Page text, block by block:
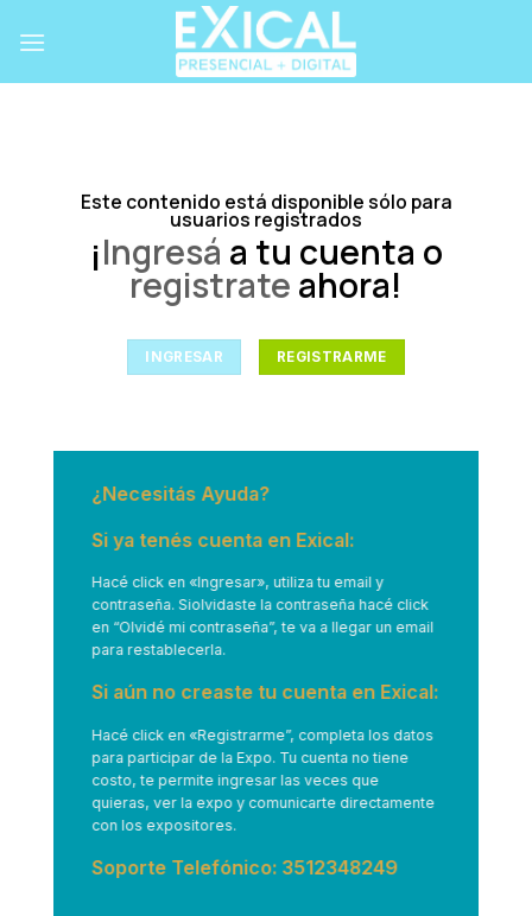
Este contenido está disponible sólo para
usuarios registrados
¡Ingresá a tu cuenta o
registrate ahora!
INGRESAR REGISTRARME
¿Necesitás Ayuda?
Si ya tenés cuenta en Exical:
Hacé click en «Ingresar», utiliza tu email y
contraseña. Siolvidaste la contraseña hacé click
en “Olvidé mi contraseña”, te va a llegar un email
para restablecerla.
Si aún no creaste tu cuenta en Exical:
Hacé click en «Registrarme”, completa los datos
para participar de la Expo. Tu cuenta no tiene
costo, te permite ingresar las veces que
quieras, ver la expo y comunicarte directamente
con los expositores.
Soporte Telefónico: 3512348249